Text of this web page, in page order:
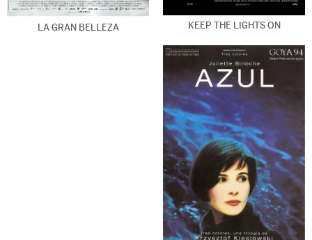
LA GRAN BELLEZA KEEP THE LIGHTS ON